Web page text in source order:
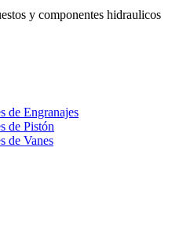
y componentes hidraulicos
de Engranajes
de Pistón
de Vanes